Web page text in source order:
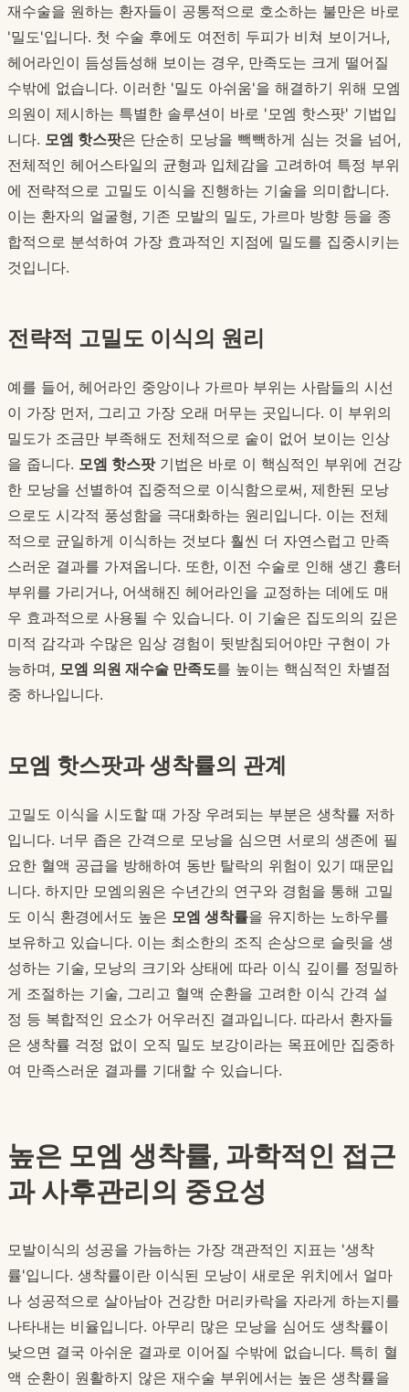
재수술을 원하는 환자들이 공통적으로 호소하는 불만은 바로
'밀도'입니다. 첫 수술 후에도 여전히 두피가 비쳐 보이거나,
헤어라인이 듬성듬성해 보이는 경우, 만족도는 크게 떨어질
수밖에 없습니다. 이러한 '밀도 아쉬움'을 해결하기 위해 모엠
의원이 제시하는 특별한 솔루션이 바로 '모엠 핫스팟' 기법입
니다. 모엠 핫스팟은 단순히 모낭을 빽빽하게 심는 것을 넘어,
전체적인 헤어스타일의 균형과 입체감을 고려하여 특정 부위
에 전략적으로 고밀도 이식을 진행하는 기술을 의미합니다.
이는 환자의 얼굴형, 기존 모발의 밀도, 가르마 방향 등을 종
합적으로 분석하여 가장 효과적인 지점에 밀도를 집중시키는
것입니다.
전략적 고밀도 이식의 원리
예를 들어, 헤어라인 중앙이나 가르마 부위는 사람들의 시선
이 가장 먼저, 그리고 가장 오래 머무는 곳입니다. 이 부위의
밀도가 조금만 부족해도 전체적으로 숱이 없어 보이는 인상
을 줍니다. 모엠 핫스팟기법은 바로 이 핵심적인 부위에 건강
한 모낭을 선별하여 집중적으로 이식함으로써, 제한된 모낭
으로도 시각적 풍성함을 극대화하는 원리입니다. 이는 전체
적으로 균일하게 이식하는 것보다 훨씬 더 자연스럽고 만족
스러운 결과를 가져옵니다. 또한, 이전 수술로 인해 생긴 흉터
부위를 가리거나, 어색해진 헤어라인을 교정하는 데에도 매
우 효과적으로 사용될 수 있습니다. 이 기술은 집도의의 깊은
미적 감각과 수많은 임상 경험이 뒷받침되어야만 구현이 가
능하며, 모엠 의원 재수술 만족도를 높이는 핵심적인 차별점
중 하나입니다.
모엠 핫스팟과 생착률의 관계
고밀도 이식을 시도할 때 가장 우려되는 부분은 생착률 저하
입니다. 너무 좁은 간격으로 모낭을 심으면 서로의 생존에 필
요한 혈액 공급을 방해하여 동반 탈락의 위험이 있기 때문입
니다. 하지만 모엠의원은 수년간의 연구와 경험을 통해 고밀
도 이식 환경에서도 높은 모엠 생착률을 유지하는 노하우를
보유하고 있습니다. 이는 최소한의 조직 손상으로 슬릿을 생
성하는 기술, 모낭의 크기와 상태에 따라 이식 깊이를 정밀하
게 조절하는 기술, 그리고 혈액 순환을 고려한 이식 간격 설
정 등 복합적인 요소가 어우러진 결과입니다. 따라서 환자들
은 생착률 걱정 없이 오직 밀도 보강이라는 목표에만 집중하
여 만족스러운 결과를 기대할 수 있습니다.
높은 모엠 생착률, 과학적인 접근
과 사후관리의 중요성
모발이식의 성공을 가늠하는 가장 객관적인 지표는 '생착
률'입니다. 생착률이란 이식된 모낭이 새로운 위치에서 얼마
나 성공적으로 살아남아 건강한 머리카락을 자라게 하는지를
나타내는 비율입니다. 아무리 많은 모낭을 심어도 생착률이
낮으면 결국 아쉬운 결과로 이어질 수밖에 없습니다. 특히 혈
액 순환이 원활하지 않은 재수술 부위에서는 높은 생착률을